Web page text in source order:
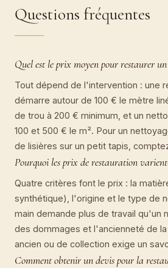
Questions fréquentes
Quel est le prix moyen pour restaurer
Tout dépend de l'intervention : une
démarre autour de 100 € le mètre
de trou à 200 € minimum, et un
100 et 500 € le m². Pour un
de lisières sur un petit tapis,
Pourquoi les prix de restauration
Quatre critères font le prix : la
synthétique), l'origine et le type de
main demande plus de travail qu'un
des dommages et l'ancienneté de
ancien ou de collection exige un
Comment obtenir un devis pour la